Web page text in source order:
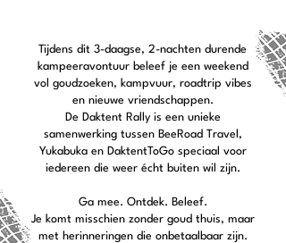
Tijdens dit 3-daagse, 2-nachten durende
kampeeravontuur beleef je een weekend
vol goudzoeken, kampvuur, roadtrip vibes
en nieuwe vriendschappen.
De Daktent Rally is een unieke
samenwerking tussen BeeRoad Travel,
Yukabuka en DaktentToGo speciaal voor
iedereen die weer écht buiten wil zijn.
Ga mee. Ontdek. Beleef.
Je komt misschien zonder goud thuis, maar
met herinneringen die onbetaalbaar zijn.